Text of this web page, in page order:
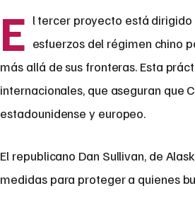
E l tercer proyecto está dirigido
esfuerzos del régimen chino
más allá de sus fronteras. Esta
internacionales, que aseguran que
estadounidense y europeo.
El republicano Dan Sullivan, de
medidas para proteger a quienes